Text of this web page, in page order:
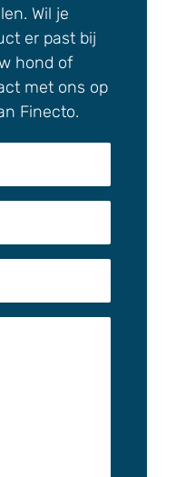
Wil je
er past bij
hond of
met ons op
Finecto.